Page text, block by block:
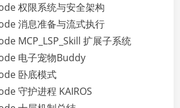
权限系统与安全架构
消息准备与流式执行
MCP_LSP_Skill 扩展子系统
电子宠物Buddy
卧底模式
守护进程 KAIROS